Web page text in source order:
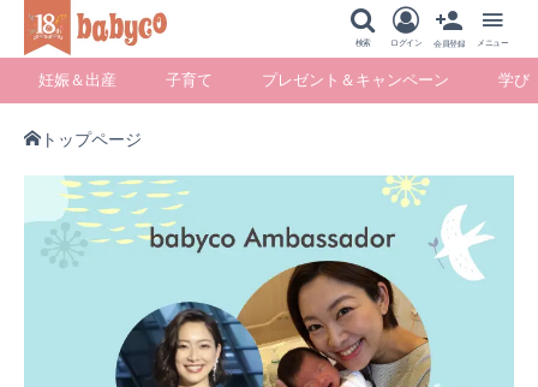
検索 ログイン 会員登録 メニュー
妊娠＆出産 子育て プレゼント＆キャンペーン 学び
トップページ
妊娠＆出産 子育て
プレゼント＆キ
学び